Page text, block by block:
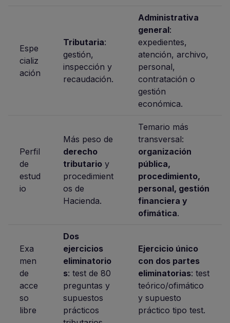
Espe
cializ
ación
Tributaria:
gestión,
inspección y
recaudación.
Administrativa
general:
expedientes,
atención, archivo,
personal,
contratación o
gestión
económica.
Perfil
de
estud
io
Más peso de
derecho
tributario y
procedimient
os de
Hacienda.
Temario más
transversal:
organización
pública,
procedimiento,
personal, gestión
financiera y
ofimática.
Exa
men
de
acce
so
libre
Dos
ejercicios
eliminatorio
s: test de 80
preguntas y
supuestos
prácticos
Ejercicio único
con dos partes
eliminatorias: test
teórico/ofimático
y supuesto
práctico tipo test.